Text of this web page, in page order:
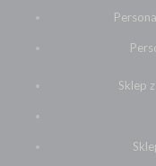
Sklep